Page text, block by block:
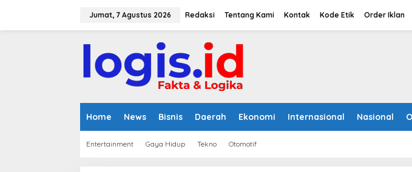
Jumat, 7 Agustus 2026 Redaksi Tentang Kami Kontak Kode Etik Order Iklan
Home News Bisnis Daerah Ekonomi Internasional Nasional
Entertainment Gaya Hidup Tekno Otomotif